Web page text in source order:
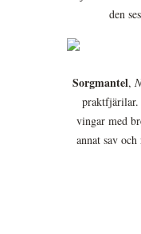
den
Sorgmantel,
praktfjärilar.
vingar med
annat sav